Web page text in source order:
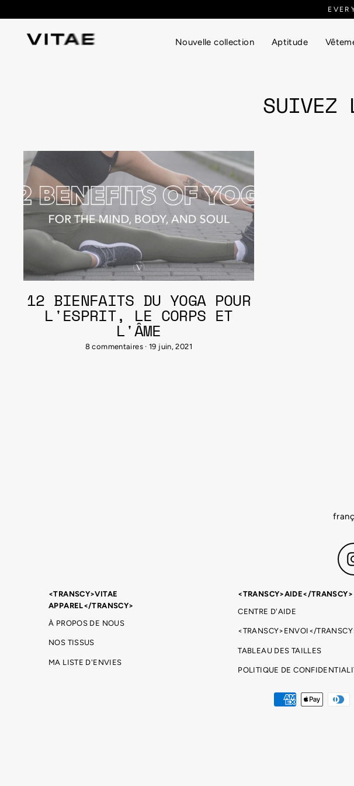
au
contenu
Nouvelle collection Aptitude
SUIVEZ
12 BIENFAITS DU YOGA POUR
L'ESPRIT, LE CORPS ET
L'ÂME
8 commentaires ·19 juin, 2021
<TRANSCY>VITAE
APPAREL</TRANSCY>
À PROPOS DE NOUS
NOS TISSUS
MA LISTE D'ENVIES
<TRANSCY>AIDE</TRANSCY>
CENTRE D'AIDE
<TRANSCY>ENVOI</
TABLEAU DES TAILLES
POLITIQUE DE